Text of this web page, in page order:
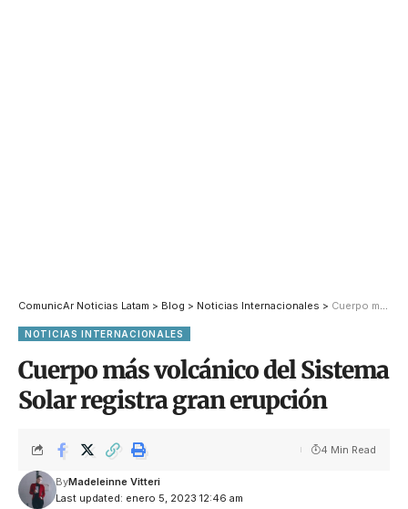
ComunicAr Noticias Latam > Blog > Noticias Internacionales > Cuerpo más volcánico del Sistema Solar registra gran erupción
NOTICIAS INTERNACIONALES
Cuerpo más volcánico del Sistema
Solar registra gran erupción
Last updated: enero 5, 2023 12:46 am
ByMadeleinne Vitteri
4 Min Read